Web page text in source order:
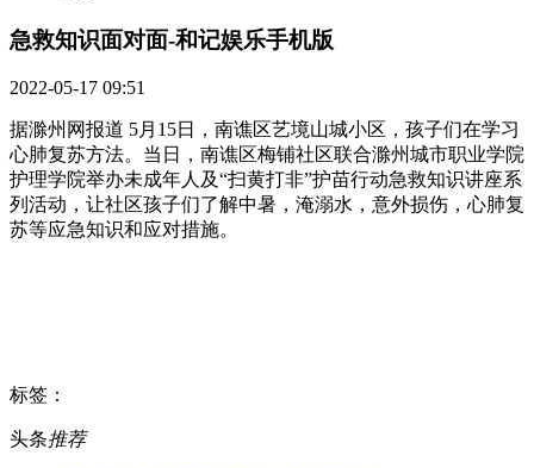
急救知识面对面-和记娱乐手机版
2022-05-17 09:51
据滁州网报道 5月15日，南谯区艺境山城小区，孩子们在学习
心肺复苏方法。当日，南谯区梅铺社区联合滁州城市职业学院
护理学院举办未成年人及“扫黄打非”护苗行动急救知识讲座系
列活动，让社区孩子们了解中暑，淹溺水，意外损伤，心肺复
苏等应急知识和应对措施。
标签：
头条推荐